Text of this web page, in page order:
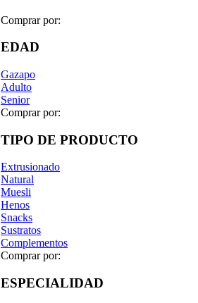
Comprar por:
EDAD
Gazapo
Adulto
Senior
Comprar por:
TIPO DE PRODUCTO
Extrusionado
Natural
Muesli
Henos
Snacks
Sustratos
Complementos
Comprar por:
ESPECIALIDAD